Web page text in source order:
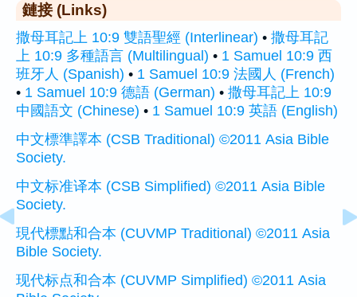
鏈接 (Links)
撒母耳記上 10:9 雙語聖經 (Interlinear) • 撒母耳記
上 10:9 多種語言 (Multilingual) • 1 Samuel 10:9 西
班牙人 (Spanish) • 1 Samuel 10:9 法國人 (French)
• 1 Samuel 10:9 德語 (German) • 撒母耳記上 10:9
中國語文 (Chinese) • 1 Samuel 10:9 英語 (English)
中文標準譯本 (CSB Traditional) ©2011 Asia Bible
Society.
中文标准译本 (CSB Simplified) ©2011 Asia Bible
Society.
現代標點和合本 (CUVMP Traditional) ©2011 Asia
Bible Society.
现代标点和合本 (CUVMP Simplified) ©2011 Asia